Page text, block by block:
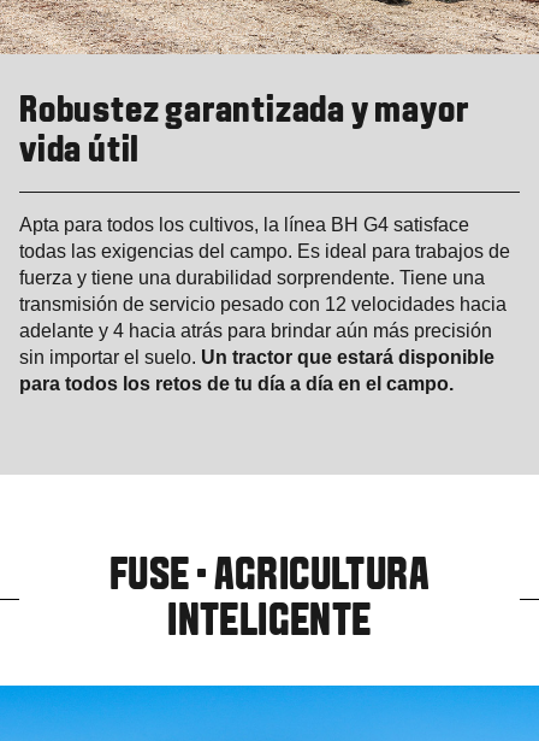
Robustez garantizada y mayor
vida útil
Apta para todos los cultivos, la línea BH G4 satisface
todas las exigencias del campo. Es ideal para trabajos de
fuerza y ​​tiene una durabilidad sorprendente. Tiene una
transmisión de servicio pesado con 12 velocidades hacia
adelante y 4 hacia atrás para brindar aún más precisión
sin importar el suelo. Un tractor que estará disponible
para todos los retos de tu día a día en el campo.
FUSE · AGRICULTURA
INTELIGENTE